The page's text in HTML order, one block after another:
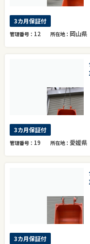
3カ月保証付
管理番号 12 所在地 岡山県
3カ月保証付
管理番号 19 所在地 愛媛県
3カ月保証付